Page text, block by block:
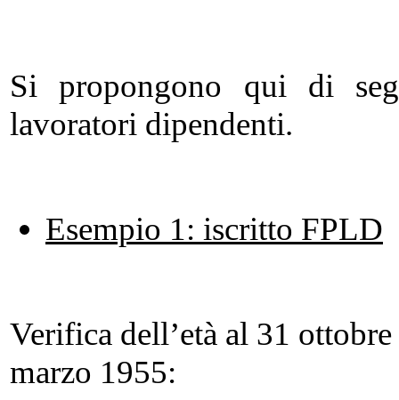
Si propongono qui di
lavoratori dipendenti.
Esempio 1: iscritto FPLD
Verifica dell’età al 31
marzo 1955: